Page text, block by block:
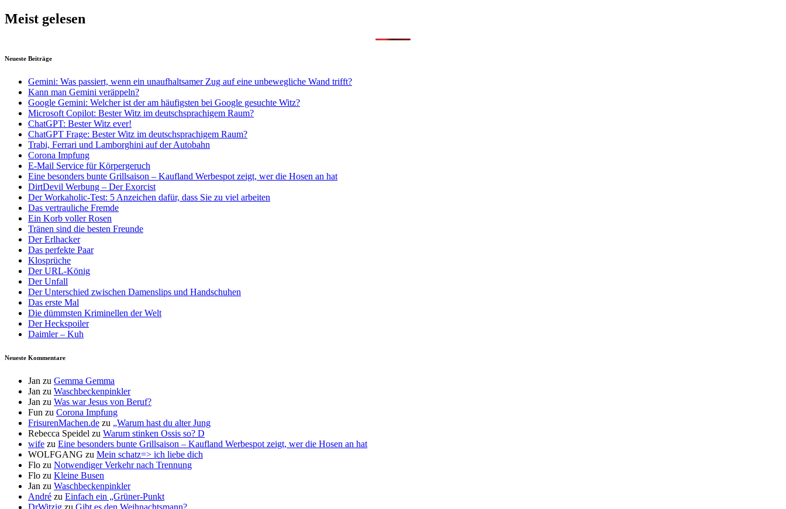
Meist gelesen
Neueste Beiträge
Gemini: Was passiert, wenn ein unaufhaltsamer Zug auf eine unbewegliche Wand trifft?
Kann man Gemini veräppeln?
Google Gemini: Welcher ist der am häufigsten bei Google gesuchte Witz?
Microsoft Copilot: Bester Witz im deutschsprachigem Raum?
ChatGPT: Bester Witz ever!
ChatGPT Frage: Bester Witz im deutschsprachigem Raum?
Trabi, Ferrari und Lamborghini auf der Autobahn
Corona Impfung
E-Mail Service für Körpergeruch
Eine besonders bunte Grillsaison – Kaufland Werbespot zeigt, wer die Hosen an hat
DirtDevil Werbung – Der Exorcist
Der Workaholic-Test: 5 Anzeichen dafür, dass Sie zu viel arbeiten
Das vertrauliche Fremde
Ein Korb voller Rosen
Tränen sind die besten Freunde
Der Erlhacker
Das perfekte Paar
Klosprüche
Der URL-König
Der Unfall
Der Unterschied zwischen Damenslips und Handschuhen
Das erste Mal
Die dümmsten Kriminellen der Welt
Der Heckspoiler
Daimler – Kuh
Neueste Kommentare
Jan zu Gemma Gemma
Jan zu Waschbeckenpinkler
Jan zu Was war Jesus von Beruf?
Fun zu Corona Impfung
FrisurenMachen.de zu „Warum hast du alter Jung
Rebecca Speidel zu Warum stinken Ossis so? D
wife zu Eine besonders bunte Grillsaison – Kaufland Werbespot zeigt, wer die Hosen an hat
WOLFGANG zu Mein schatz=> ich liebe dich
Flo zu Notwendiger Verkehr nach Trennung
Flo zu Kleine Busen
Jan zu Waschbeckenpinkler
André zu Einfach ein „Grüner-Punkt